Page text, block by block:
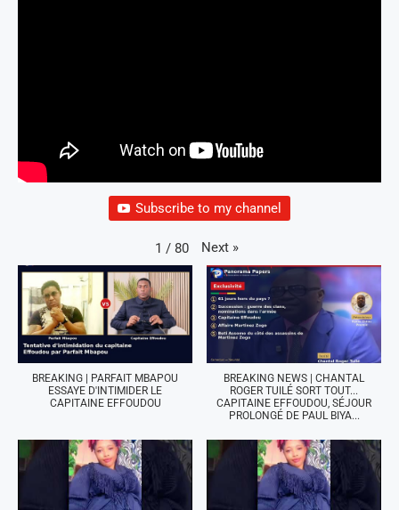
Subscribe to my channel
1 / 80 Next »
BREAKING | PARFAIT MBAPOU
ESSAYE D'INTIMIDER LE
CAPITAINE EFFOUDOU
BREAKING NEWS | CHANTAL
ROGER TUILÉ SORT TOUT...
CAPITAINE EFFOUDOU, SÉJOUR
PROLONGÉ DE PAUL BIYA...